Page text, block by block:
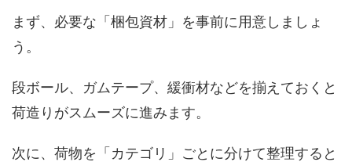
まず、必要な「梱包資材」を事前に用意しましょ
う。
段ボール、ガムテープ、緩衝材などを揃えておくと
荷造りがスムーズに進みます。
次に、荷物を「カテゴリ」ごとに分けて整理すると